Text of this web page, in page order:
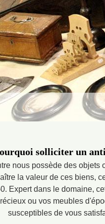
solliciter un
nous possède des objets
la valeur de ces biens,
Expert dans le domaine,
ou vos meubles
susceptibles de vous